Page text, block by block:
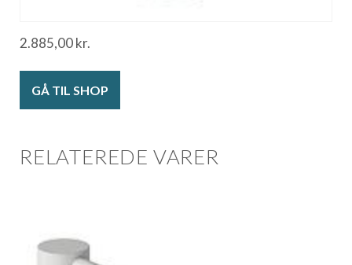
2.885,00kr.
GÅ TIL SHOP
RELATEREDE VARER